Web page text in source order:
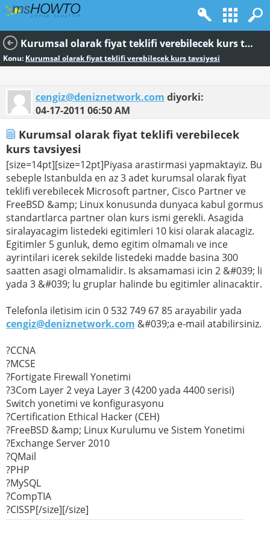
Kurumsal olarak fiyat teklifi verebilecek kurs tavsiyesi
Konu: Kurumsal olarak fiyat teklifi verebilecek kurs tavsiyesi
cengiz@deniznetwork.com diyorki:
04-17-2011 06:50 AM
Kurumsal olarak fiyat teklifi verebilecek
kurs tavsiyesi
[size=14pt][size=12pt]Piyasa arastirmasi yapmaktayiz. Bu
sebeple Istanbulda en az 3 adet kurumsal olarak fiyat
teklifi verebilecek Microsoft partner, Cisco Partner ve
FreeBSD &amp; Linux konusunda dunyaca kabul gormus
standartlarca partner olan kurs ismi gerekli. Asagida
siralayacagim listedeki egitimleri 10 kisi olarak alacagiz.
Egitimler 5 gunluk, demo egitim olmamalı ve ince
ayrintilari icerek sekilde listedeki madde basina 300
saatten asagi olmamalidir. Is aksamamasi icin 2 &#039; li
yada 3 &#039; lu gruplar halinde bu egitimler alinacaktir.
Telefonla iletisim icin 0 532 749 67 85 arayabilir yada
cengiz@deniznetwork.com &#039;a e-mail atabilirsiniz.
?CCNA
?MCSE
?Fortigate Firewall Yonetimi
?3Com Layer 2 veya Layer 3 (4200 yada 4400 serisi)
Switch yonetimi ve konfigurasyonu
?Certification Ethical Hacker (CEH)
?FreeBSD &amp; Linux Kurulumu ve Sistem Yonetimi
?Exchange Server 2010
?QMail
?PHP
?MySQL
?CompTIA
?CISSP[/size][/size]